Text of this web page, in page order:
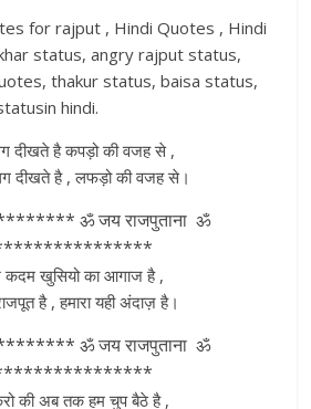
for rajput , Hindi Quotes , Hindi
status, angry rajput status,
thakur status, baisa status,
hindi.
दीखते है कपड़ो की वजह से ,
दीखते है , लफड़ो की वजह से।
ॐ जय राजपुताना ॐ
कदम खुसियो का आगाज है ,
है , हमारा यही अंदाज़ है।
ॐ जय राजपुताना ॐ
की अब तक हम चुप बैठे है ,